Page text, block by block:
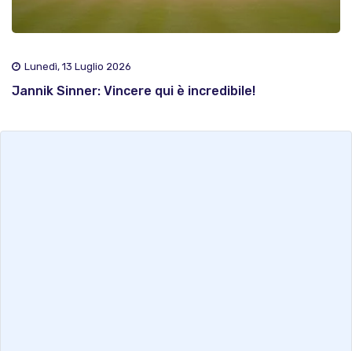
Lunedì, 13 Luglio 2026
Jannik Sinner: Vincere qui è incredibile!